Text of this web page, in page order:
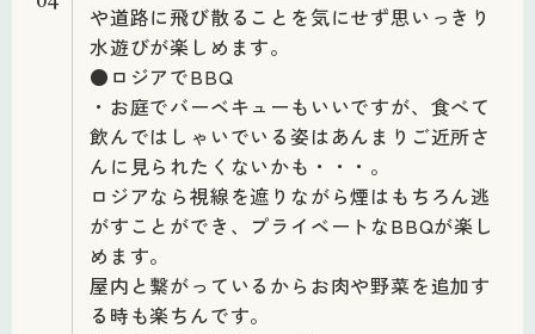
や道路に飛び散ることを気にせず思いっきり
水遊びが楽しめます。
●ロジアでBBQ
・お庭でバーベキューもいいですが、食べて
飲んではしゃいでいる姿はあんまりご近所さ
んに見られたくないかも・・・。
ロジアなら視線を遮りながら煙はもちろん逃
がすことができ、プライベートなBBQが楽し
めます。
屋内と繋がっているからお肉や野菜を追加す
る時も楽ちんです。